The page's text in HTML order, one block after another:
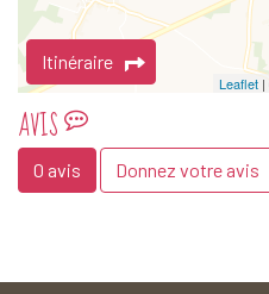
Leaflet
Itinéraire
AVIS
0 avis Donnez votre avis